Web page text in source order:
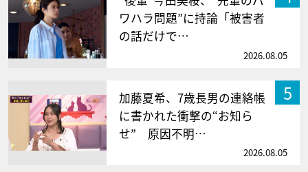
ワハラ問題”に持論「被害者
の話だけで…
2026.08.05
5
加藤夏希、7歳長男の連絡帳
に書かれた衝撃の“お知ら
せ” 原因不明…
2026.08.05